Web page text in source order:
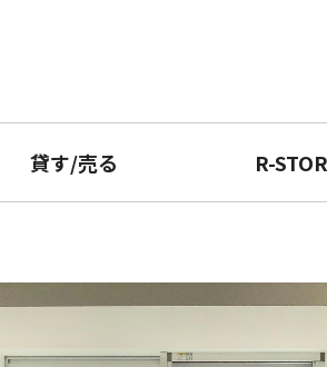
貸す/売る R-